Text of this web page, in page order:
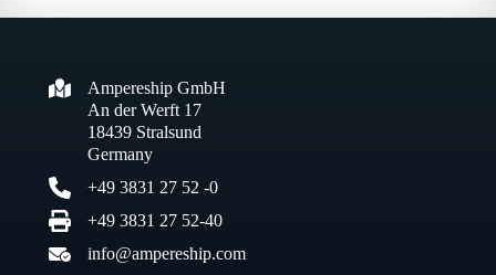
Ampereship GmbH
An der Werft 17
18439 Stralsund
Germany
+49 3831 27 52 -0
+49 3831 27 52-40
info@ampereship.com